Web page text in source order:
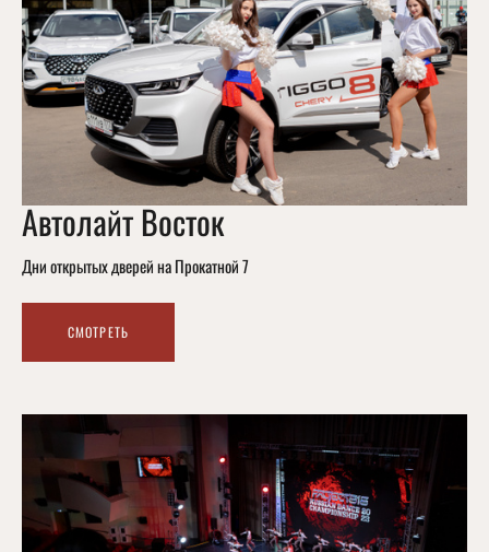
Автолайт Восток
Дни открытых дверей на Прокатной 7
СМОТРЕТЬ